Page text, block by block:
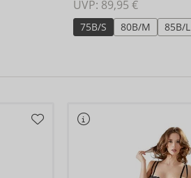
UVP: 89,95 €
75B/S 80B/M 85B/L